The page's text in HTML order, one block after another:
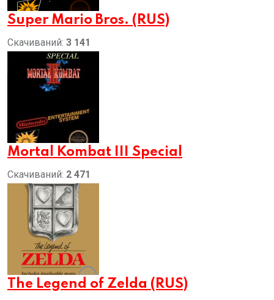
Super Mario Bros. (RUS)
Скачиваний: 3 141
Mortal Kombat III Special
Скачиваний: 2 471
The Legend of Zelda (RUS)